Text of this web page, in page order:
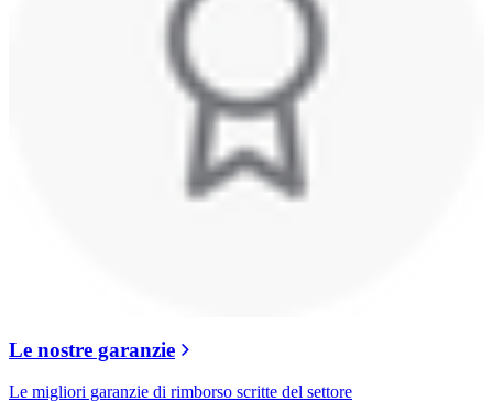
Le nostre garanzie
Le migliori garanzie di rimborso scritte del settore